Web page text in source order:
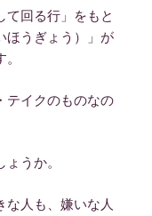
て回る行」をもと
ほうぎょう）」が
テイクのものなの
うか。
な人も、嫌いな人